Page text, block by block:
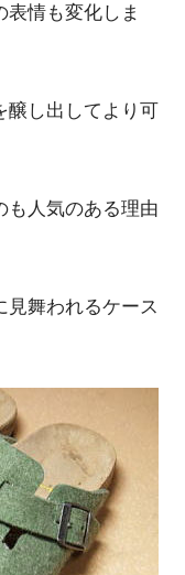
情も変化しま
醸し出してより可
も人気のある理由
見舞われるケース